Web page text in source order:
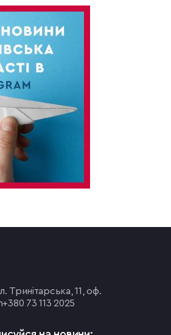
Тринітарська, 11, оф.
+380 73 113 2025